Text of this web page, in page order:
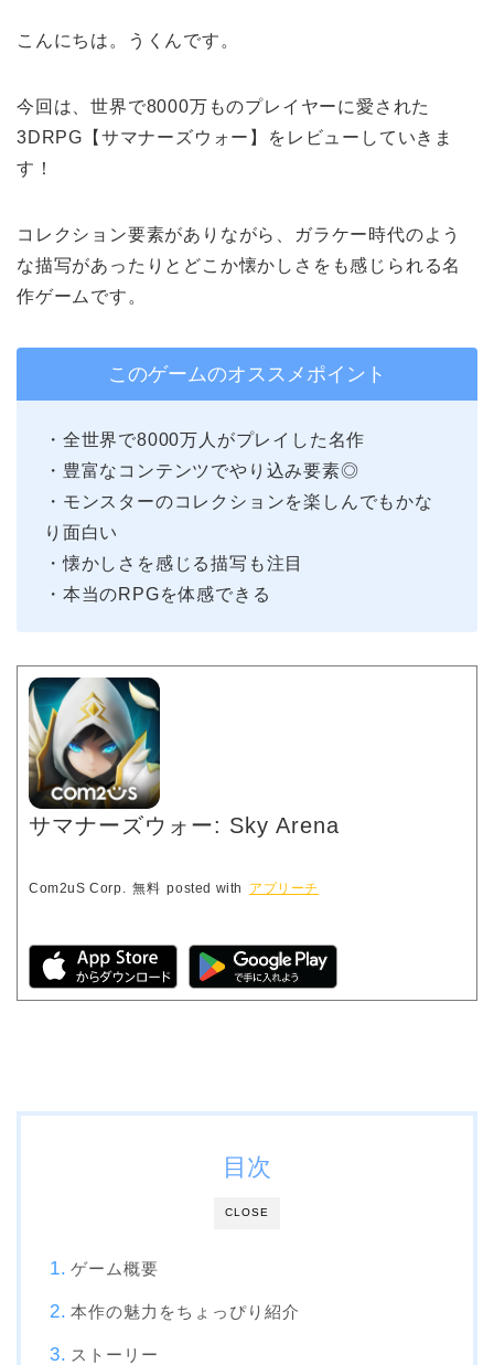
こんにちは。うくんです。
今回は、世界で8000万ものプレイヤーに愛された
3DRPG【サマナーズウォー】をレビューしていきま
す！
コレクション要素がありながら、ガラケー時代のよう
な描写があったりとどこか懐かしさをも感じられる名
作ゲームです。
このゲームのオススメポイント
・全世界で8000万人がプレイした名作
・豊富なコンテンツでやり込み要素◎
・モンスターのコレクションを楽しんでもかな
り面白い
・懐かしさを感じる描写も注目
・本当のRPGを体感できる
サマナーズウォー: Sky Arena
Com2uS Corp. 無料 posted with アプリーチ
CLOSE
目次
ゲーム概要
本作の魅力をちょっぴり紹介
ストーリー